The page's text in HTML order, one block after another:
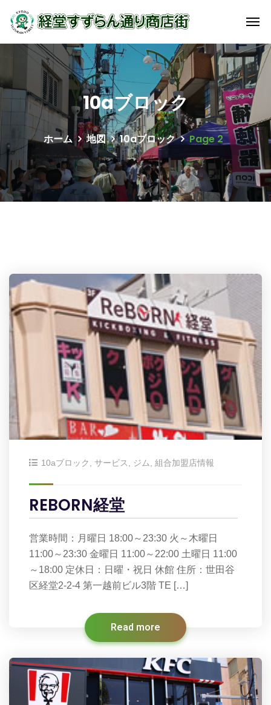
10aブロック
ホーム 地図 10aブロック Page 2
10aブロック サービス ジム 組合加盟店情報
REBORN経堂
営業時間：月曜日 18:00～23:30 火～木曜日
11:00～23:30 金曜日 11:00～22:00 土曜日 11:00
～18:00 定休日：日曜・祝日 休館 住所：世田谷
区経堂2-2-4 第一越前ビル3階 TE […]
Read more